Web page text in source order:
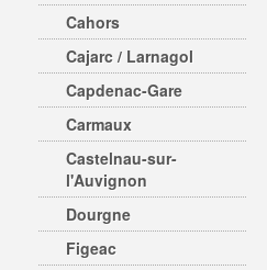
Cahors
Cajarc / Larnagol
Capdenac-Gare
Carmaux
Castelnau-sur-
l'Auvignon
Dourgne
Figeac